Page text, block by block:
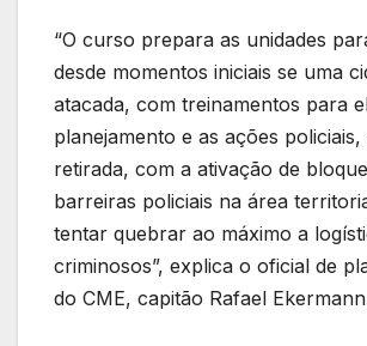
“O curso prepara as unidades
desde momentos iniciais se uma
atacada, com treinamentos para
planejamento e as ações
retirada, com a ativação de
barreiras policiais na área
tentar quebrar ao máximo a
criminosos”, explica o oficial de
do CME, capitão Rafael